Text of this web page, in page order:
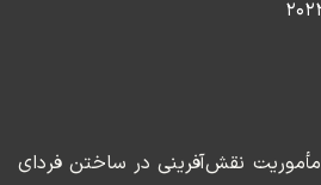
مأموریت نقش‌آفرینی در ساختن فردای